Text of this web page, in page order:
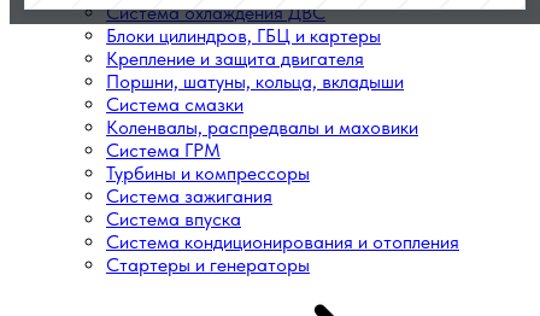
Система охлаждения ДВС
Блоки цилиндров, ГБЦ и картеры
Крепление и защита двигателя
Поршни, шатуны, кольца, вкладыши
Система смазки
Коленвалы, распредвалы и маховики
Система ГРМ
Турбины и компрессоры
Система зажигания
Система впуска
Система кондиционирования и отопления
Стартеры и генераторы